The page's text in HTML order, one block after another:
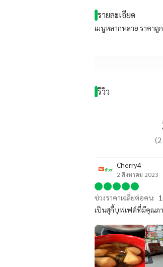
รายละเอียด
เมนูหลากหลาย ราคาถู
รีวิว
(2
Cherry4
2 สิงหาคม 2023
ช่วงราคาเฉลี่ยต่อคน:
เป็นสุกี้บุฟเฟต์ที่มีคุณภา